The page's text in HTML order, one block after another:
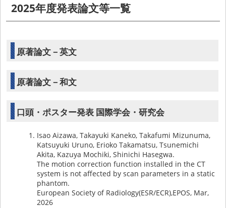
2025年度発表論文等一覧
原著論文－英文
原著論文－和文
口頭・ポスター発表 国際学会・研究会
Isao Aizawa, Takayuki Kaneko, Takafumi Mizunuma,
Katsuyuki Uruno, Erioko Takamatsu, Tsunemichi
Akita, Kazuya Mochiki, Shinichi Hasegwa.
The motion correction function installed in the CT
system is not affected by scan parameters in a static
phantom.
European Society of Radiology(ESR/ECR),EPOS, Mar,
2026